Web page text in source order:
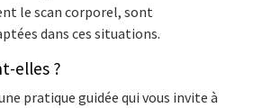
le scan corporel, sont
dans ces situations.
elles ?
pratique guidée qui vous invite à